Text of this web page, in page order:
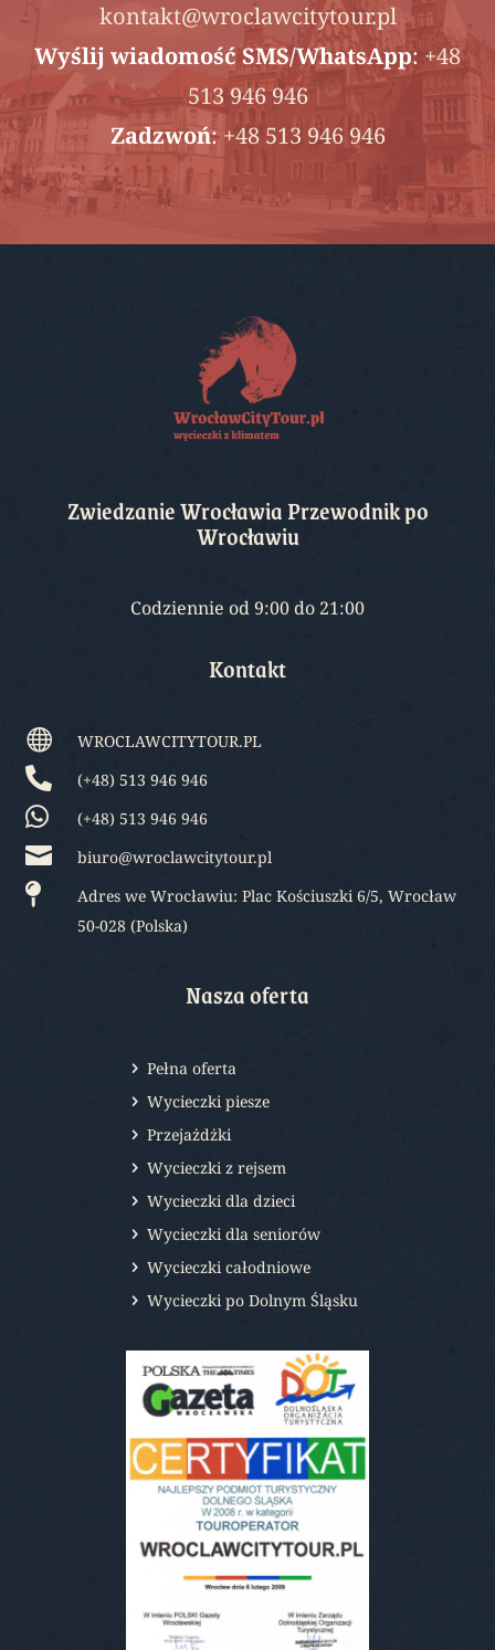
kontakt@wroclawcitytour.pl
Wyślij wiadomość SMS/WhatsApp: +48
513 946 946
Zadzwoń:+48 513 946 946
Zwiedzanie Wrocławia Przewodnik po
Wrocławiu
Codziennie od 9:00 do 21:00
Kontakt
 WROCLAWCITYTOUR.PL
 (+48) 513 946 946
 (+48) 513 946 946
 biuro@wroclawcitytour.pl

Adres we Wrocławiu: Plac Kościuszki 6/5, Wrocław
50-028 (Polska)
Nasza oferta
Pełna oferta
Wycieczki piesze
Przejażdżki
Wycieczki z rejsem
Wycieczki dla dzieci
Wycieczki dla seniorów
Wycieczki całodniowe
Wycieczki po Dolnym Śląsku